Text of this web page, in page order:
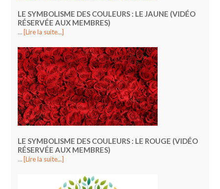
LE SYMBOLISME DES COULEURS : LE JAUNE (VIDÉO
RÉSERVÉE AUX MEMBRES)
… [Lire la suite...]
LE SYMBOLISME DES COULEURS : LE ROUGE (VIDÉO
RÉSERVÉE AUX MEMBRES)
… [Lire la suite...]